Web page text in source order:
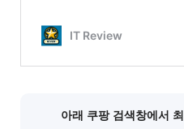
아래 쿠팡 검색창에서